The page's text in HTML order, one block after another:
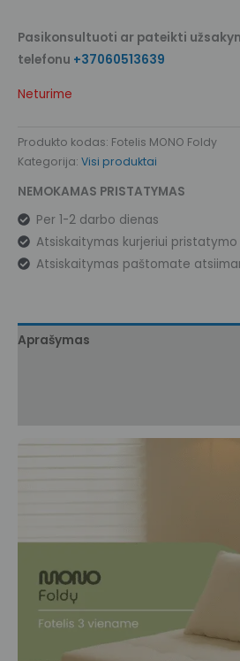
Pasikonsultuoti ar pateikti
telefonu +37060513639
Neturime
Produkto kodas: Fotelis MONO Foldy
Kategorija: Visi produktai
NEMOKAMAS PRISTATYMAS
Per 1-2 darbo dienas
Atsiskaitymas kurjeriui
Atsiskaitymas paštomate
Aprašymas